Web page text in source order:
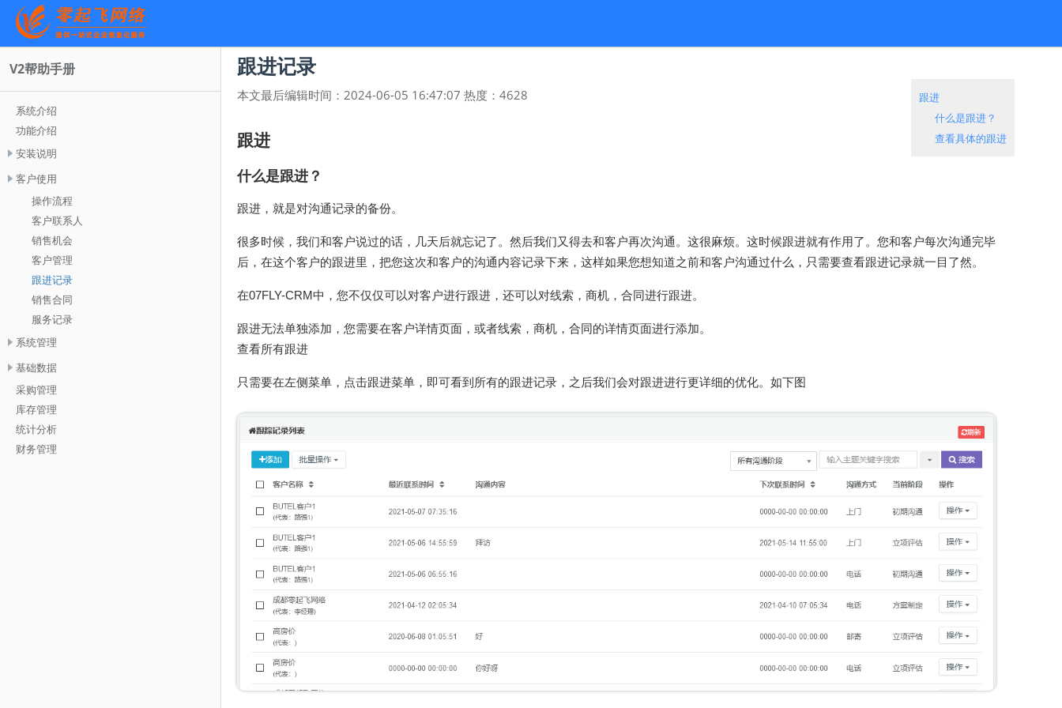
V2帮助手册
系统介绍
功能介绍
安装说明
客户使用
操作流程
客户联系人
销售机会
客户管理
跟进记录
销售合同
服务记录
系统管理
基础数据
采购管理
库存管理
统计分析
财务管理
跟进记录
本文最后编辑时间： 2024-06-05 16:47:07 热度： 4628
跟进
什么是跟进？
跟进，就是对沟通记录的备份。
很多时候，我们和客户说过的话，几天后就忘记了。然后我们又得去和客户再次沟通。这很麻烦。这时候跟进就有作用了。您和客户每次沟通完毕
后，在这个客户的跟进里，把您这次和客户的沟通内容记录下来，这样如果您想知道之前和客户沟通过什么，只需要查看跟进记录就一目了然。
在07FLY-CRM中，您不仅仅可以对客户进行跟进，还可以对线索，商机，合同进行跟进。
跟进无法单独添加，您需要在客户详情页面，或者线索，商机，合同的详情页面进行添加。
查看所有跟进
只需要在左侧菜单，点击跟进菜单，即可看到所有的跟进记录，之后我们会对跟进进行更详细的优化。如下图
跟进
什么是跟进？
查看具体的跟进